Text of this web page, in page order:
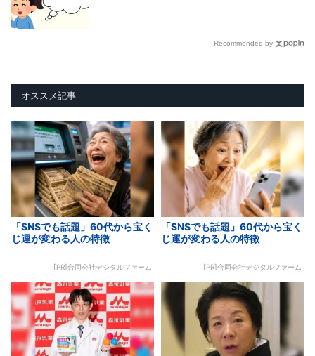
Recommended by
オススメ記事
「SNSでも話題」60代から宝く
じ運が変わる人の特徴
[PR]合同会社デジタルファーム
「SNSでも話題」60代から宝く
じ運が変わる人の特徴
[PR]合同会社デジタルファーム